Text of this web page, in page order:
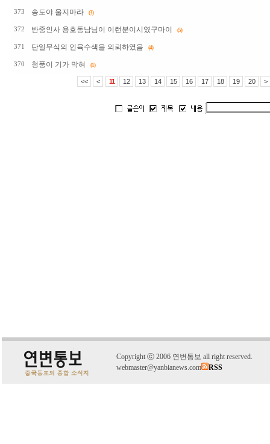
373 송도야 울지마라 (3)
372 반중인사 용호동남님이 이런분이시였구마이 (5)
371 단일무식의 인육수색을 의뢰하였음 (4)
370 청풍이 기가 막혀 (1)
<< < 11 12 13 14 15 16 17 18 19 20 >
Copyright ⓒ 2006 연변통보 all right reserved.
webmaster@yanbianews.com
RSS